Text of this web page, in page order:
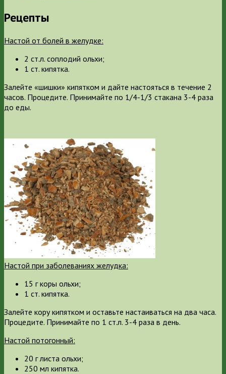
Рецепты
Настой от болей в желудке:
2 ст.л. соплодий ольхи;
1 ст. кипятка.
Залейте «шишки» кипятком и дайте настояться в течение 2
часов. Процедите. Принимайте по 1/4-1/3 стакана 3-4 раза
до еды.
Настой при заболеваниях желудка:
15 г коры ольхи;
1 ст. кипятка.
Залейте кору кипятком и оставьте настаиваться на два часа.
Процедите. Принимайте по 1 ст.л. 3-4 раза в день.
Настой потогонный:
20 г листа ольхи;
250 мл кипятка.